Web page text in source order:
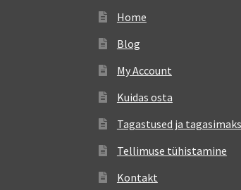
Home
Blog
My Account
Kuidas osta
Tagastused ja
Tellimuse tühistamine
Kontakt